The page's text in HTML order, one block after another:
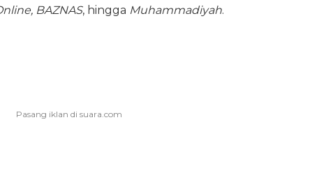
BAZNAS, hingga Muhammadiyah.